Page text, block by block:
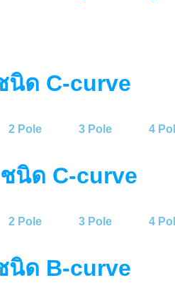
นิด C-curve
2 Pole 3 Pole 4
นิด C-curve
2 Pole 3 Pole 4
นิด B-curve